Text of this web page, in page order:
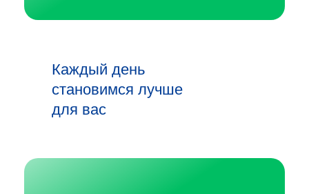
Каждый день
становимся лучше
для вас